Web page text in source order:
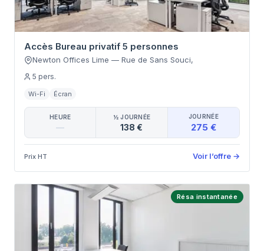
Accès Bureau privatif 5 personnes
Newton Offices Lime — Rue de Sans Souci,
5 pers.
Wi-Fi Écran
HEURE
—
½ JOURNÉE
138 €
JOURNÉE
275 €
Prix HT Voir l’offre →
Résa instantanée